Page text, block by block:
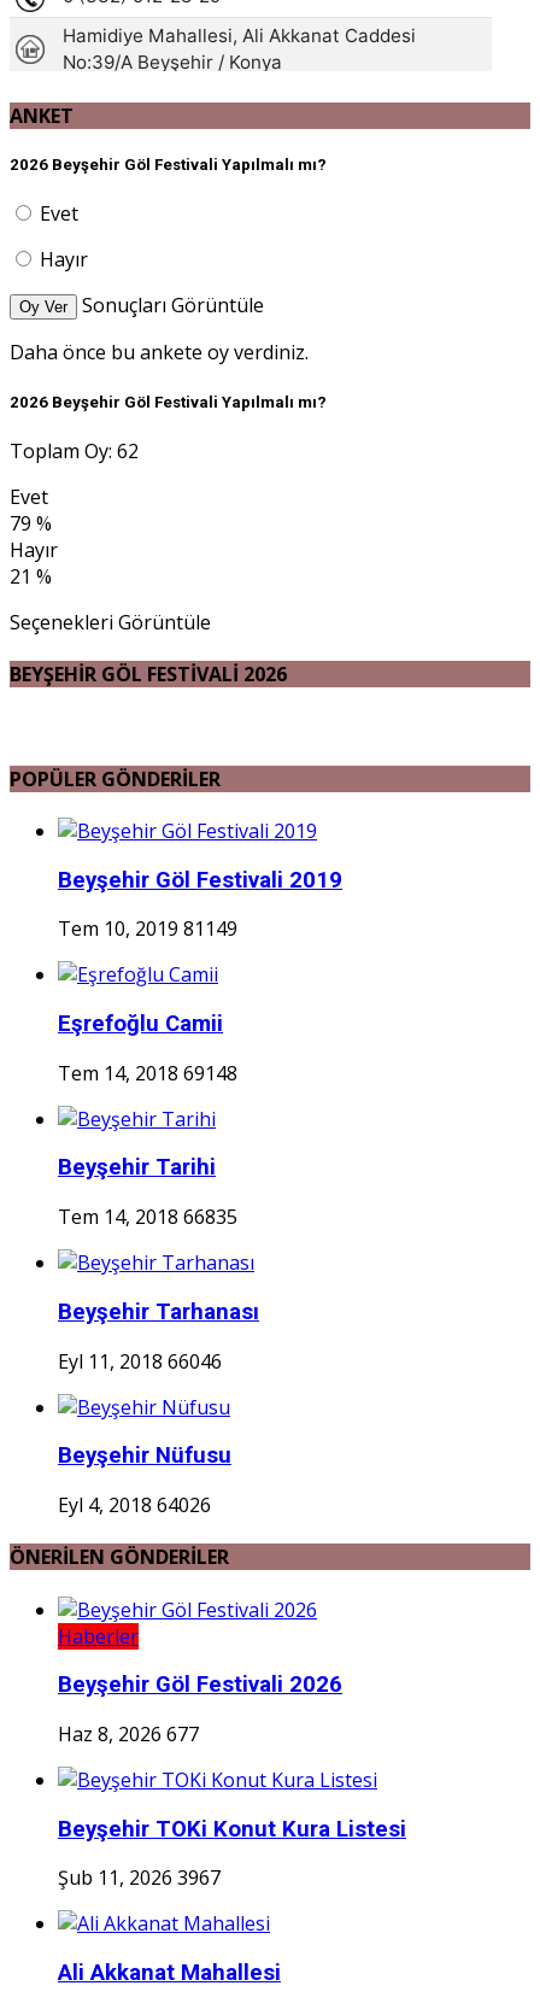
ANKET
2026 Beyşehir Göl Festivali Yapılmalı mı?
Evet
Hayır
Oy Ver
Sonuçları Görüntüle
Daha önce bu ankete oy verdiniz.
2026 Beyşehir Göl Festivali Yapılmalı mı?
Toplam Oy: 62
Evet
79 %
Hayır
21 %
Seçenekleri Görüntüle
BEYŞEHİR GÖL FESTİVALİ 2026
POPÜLER GÖNDERİLER
Beyşehir Göl Festivali 2019
Tem 10, 2019 81149
Eşrefoğlu Camii
Tem 14, 2018 69148
Beyşehir Tarihi
Tem 14, 2018 66835
Beyşehir Tarhanası
Eyl 11, 2018 66046
Beyşehir Nüfusu
Eyl 4, 2018 64026
ÖNERİLEN GÖNDERİLER
Haberler
Beyşehir Göl Festivali 2026
Haz 8, 2026 677
Beyşehir TOKi Konut Kura Listesi
Şub 11, 2026 3967
Ali Akkanat Mahallesi